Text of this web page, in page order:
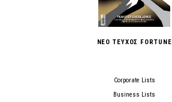
ΝΕΟ ΤΕΥΧΟΣ FORTUNE
Corporate Lists
Business Lists